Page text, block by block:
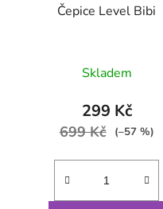
Čepice Level Bibi
Skladem
299 Kč
699 Kč (–57 %)